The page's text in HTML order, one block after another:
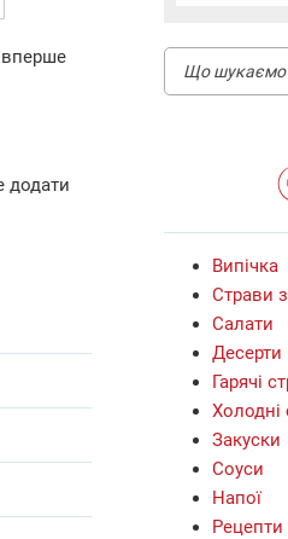
вперше
додати
Випiчка
Страви
Салати
Десерти
Гарячі
Холодні
Закуски
Соуси
Напої